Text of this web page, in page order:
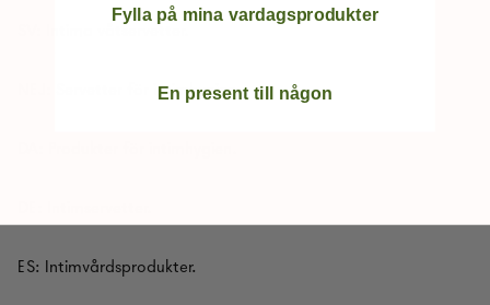
NEJ: Servetter för intimhygien.
ES: Intimvårdsprodukter.
Fylla på mina vardagsprodukter
En present till någon